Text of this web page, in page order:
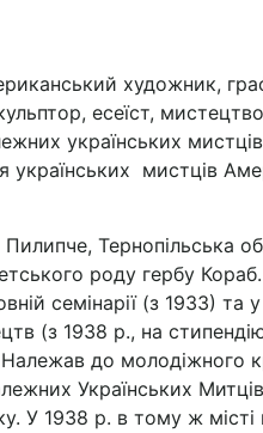
художник,
есеїст,
українських
українських мистців
Тернопільська
роду гербу
семінарії (з 1933) та
(з 1938 р., на
до молодіжного
Українських
У 1938 р. в тому ж